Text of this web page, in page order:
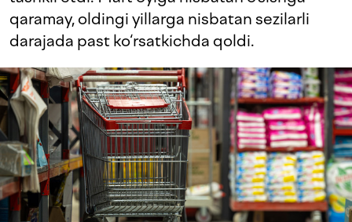
qaramay, oldingi yillarga nisbatan sezilarli
darajada past ko‘rsatkichda qoldi.